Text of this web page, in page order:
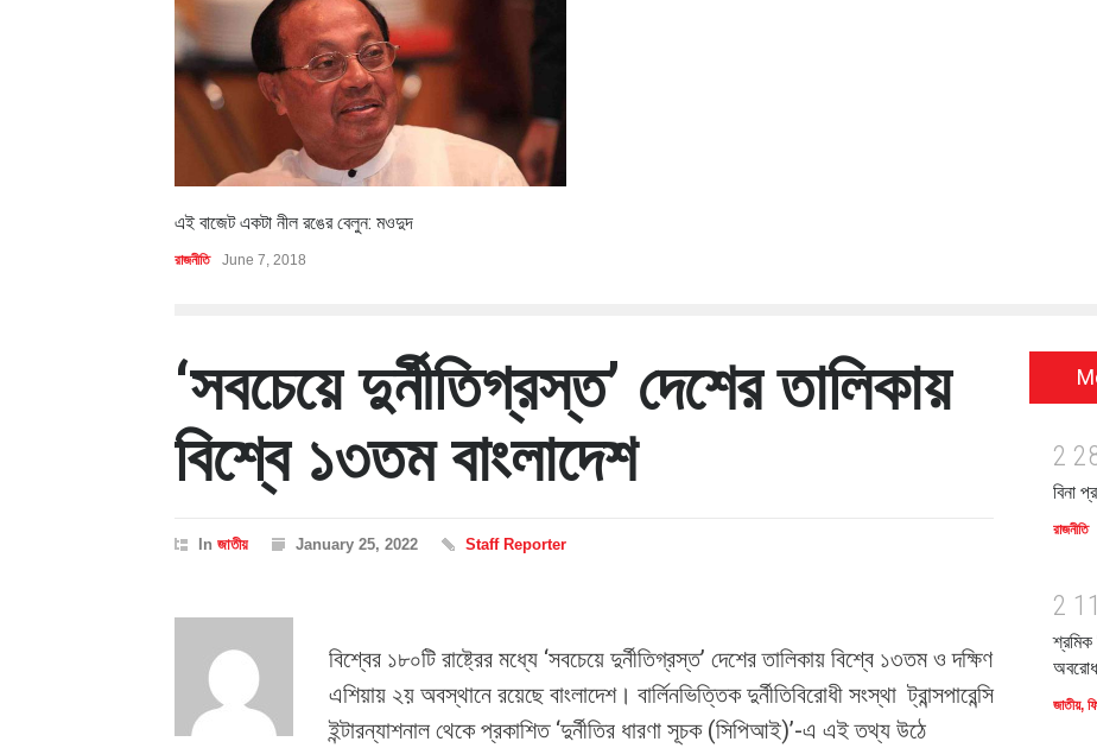
এই বাজেট একটা নীল রঙের বেলুন: মওদুদ
রাজনীতি June 7, 2018
‘সবচেয়ে দুর্নীতিগ্রস্ত’ দেশের তালিকায়
বিশ্বে ১৩তম বাংলাদেশ
In জাতীয় January 25, 2022 Staff Reporter
বিশ্বের ১৮০টি রাষ্ট্রের মধ্যে ‘সবচেয়ে দুর্নীতিগ্রস্ত’ দেশের তালিকায় বিশ্বে ১৩তম ও দক্ষিণ
এশিয়ায় ২য় অবস্থানে রয়েছে বাংলাদেশ। বার্লিনভিত্তিক দুর্নীতিবিরোধী সংস্থা ট্রান্সপারেন্সি
ইন্টারন্যাশনাল থেকে প্রকাশিত ‘দুর্নীতির ধারণা সূচক (সিপিআই)’-এ এই তথ্য উঠে
2 2
বিনা
রাজনীতি
2 1 1
শ্রমিক
অবরোধ
জাতীয়,